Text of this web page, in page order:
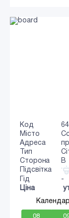
Код
Місто
Адреса
Тип
Сторона
B
Підсвітка
Гід
-
Ціна
08